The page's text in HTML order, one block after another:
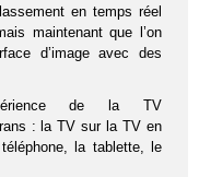
en temps réel
maintenant que l’on
d’image avec des
de la TV
: la TV sur la TV en
la tablette, le